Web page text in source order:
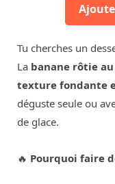
Tu cherches un
La banane rôtie
texture fondante
déguste seule ou
de glace.
🔥 Pourquoi faire